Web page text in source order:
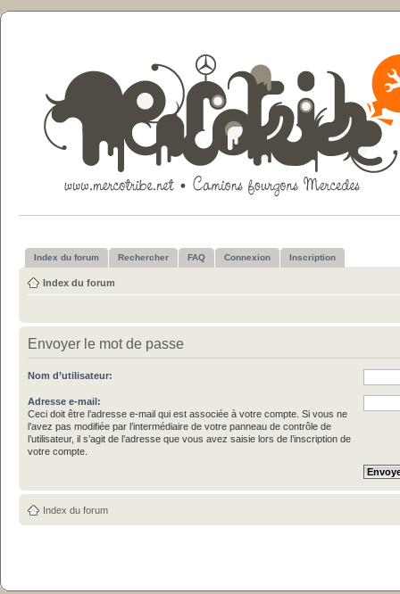
Index du forum Rechercher FAQ Connexion Inscription
Index du forum
Envoyer le mot de passe
Nom d’utilisateur:
Adresse e-mail:
Ceci doit être l’adresse e-mail qui est associée à votre compte. Si vous ne
l’avez pas modifiée par l’intermédiaire de votre panneau de contrôle de
l’utilisateur, il s’agit de l’adresse que vous avez saisie lors de l’inscription de
votre compte.
Index du forum